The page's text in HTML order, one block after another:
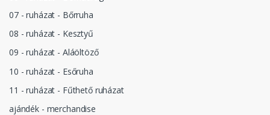
07 - ruházat - Bőrruha
08 - ruházat - Kesztyű
09 - ruházat - Aláöltöző
10 - ruházat - Esőruha
11 - ruházat - Fűthető ruházat
ajándék - merchandise